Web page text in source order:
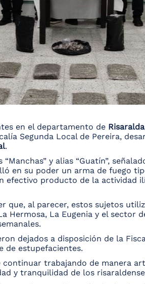
en el departamento de Risaralda
Segunda Local de Pereira,
.
y alias “Guatín”,
en su poder un arma de fuego
efectivo producto de la
que, al parecer, estos sujetos
Hermosa, La Eugenia y el sector
dejados a disposición de la
de estupefacientes.
trabajando de manera
y tranquilidad de los